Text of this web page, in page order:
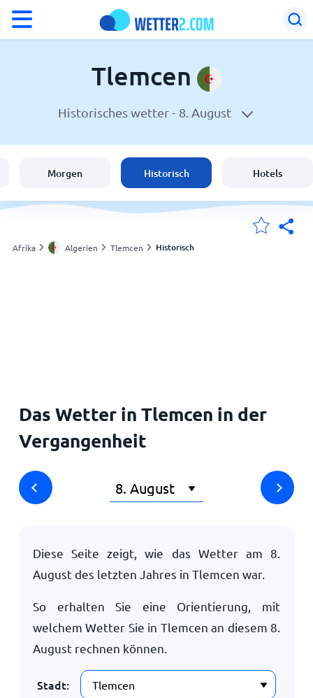
Wetter in Tlemcen
Schweiz
Deutschland
Tlemcen
Historisches wetter - 8. August
Morgen Historisch Hotels
Afrika Algerien Tlemcen Historisch
Das Wetter in Tlemcen in der
Vergangenheit
Diese Seite zeigt, wie das Wetter am 8.
Augustdes letzten Jahres in Tlemcen war.
So erhalten Sie eine Orientierung, mit
welchem Wetter Sie in Tlemcen an diesem 8.
Augustrechnen können.
Stadt: